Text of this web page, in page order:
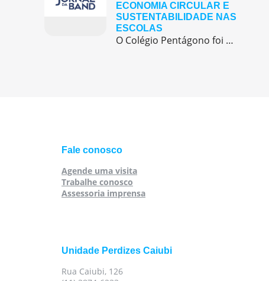
ECONOMIA CIRCULAR E
SUSTENTABILIDADE NAS
ESCOLAS
O Colégio Pentágono foi destaque na mídia ao apresentar uma de suas iniciativas mais relevantes ligadas à economia circular e à sustentabilidade: as feiras de trocas de livros e uniformes. A ação, realizada anualmente, promove uma cultura de consumo consciente, fortalece a comunidade escolar e contribui diretamente para o bolso das famílias, especialmente em um […]
Fale conosco
Agende uma visita
Trabalhe conosco
Assessoria imprensa
Unidade Perdizes Caiubi
Rua Caiubi, 126